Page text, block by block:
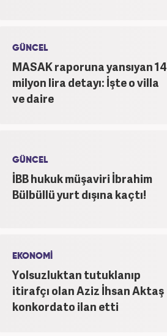
GÜNCEL
MASAK raporuna yansıyan 14
milyon lira detayı: İşte o villa
ve daire
GÜNCEL
İBB hukuk müşaviri İbrahim
Bülbüllü yurt dışına kaçtı!
EKONOMİ
Yolsuzluktan tutuklanıp
itirafçı olan Aziz İhsan Aktaş
konkordato ilan etti